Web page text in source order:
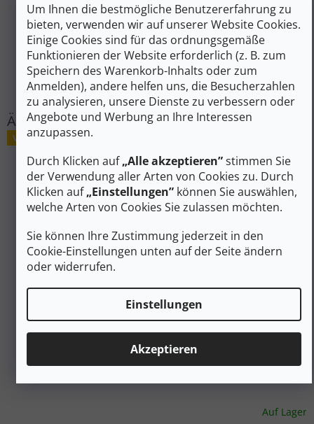
Um Ihnen die bestmögliche Benutzererfahrung zu
bieten, verwenden wir auf unserer Website Cookies.
Einige Cookies sind für das ordnungsgemäße
Funktionieren der Website erforderlich (z. B. zum
Speichern des Warenkorb-Inhalts oder zum
Anmelden), andere helfen uns, die Besucherzahlen
zu analysieren, unsere Dienste zu verbessern oder
Angebote und Werbung an Ihre Interessen
anzupassen.
Durch Klicken auf„Alle akzeptieren”stimmen Sie
der Verwendung aller Arten von Cookies zu. Durch
Klicken auf„Einstellungen” können Sie auswählen,
welche Arten von Cookies Sie zulassen möchten.
Sie können Ihre Zustimmung jederzeit in den
Cookie-Einstellungen unten auf der Seite ändern
oder widerrufen.
Einstellungen
Akzeptieren
Saison:
Nicht verfügbar
Farbe:
Black
Größe:
85mm
Hersteller:
Fritschi
#sizes_table#
hidden
Verkauf
535 €
ATOMIC N BACKLAND TOUR schwarz/Gunmetal
Auf Lager